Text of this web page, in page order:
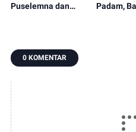
Puselemna dan
Jadi Awal Harapan
Panen Berlimpah
Padam,
0 KOMENTAR